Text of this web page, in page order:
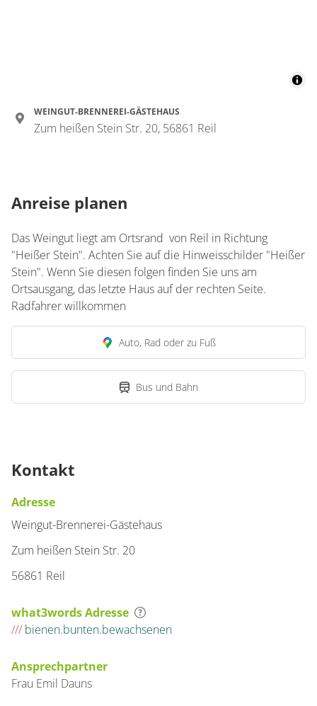
WEINGUT-BRENNEREI-GÄSTEHAUS
Zum heißen Stein Str. 20, 56861 Reil
Anreise planen
Das Weingut liegt am Ortsrand von Reil in Richtung
"Heißer Stein". Achten Sie auf die Hinweisschilder "Heißer
Stein". Wenn Sie diesen folgen finden Sie uns am
Ortsausgang, das letzte Haus auf der rechten Seite.
Radfahrer willkommen
Auto, Rad oder zu Fuß
Bus und Bahn
Kontakt
Adresse
Weingut-Brennerei-Gästehaus
Zum heißen Stein Str. 20
56861 Reil
what3words Adresse
/// bienen.bunten.bewachsenen
Ansprechpartner
Frau Emil Dauns